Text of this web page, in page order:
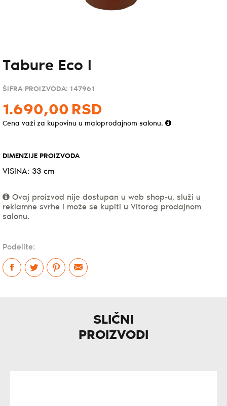
Tabure Eco I
ŠIFRA PROIZVODA: 147961
1.690,00 RSD
Cena važi za kupovinu u maloprodajnom salonu.
DIMENZIJE PROIZVODA
VISINA: 33 cm
Ovaj proizvod nije dostupan u web shop-u, služi u
reklamne svrhe i može se kupiti u Vitorog prodajnom
salonu.
Podelite:
SLIČNI
PROIZVODI